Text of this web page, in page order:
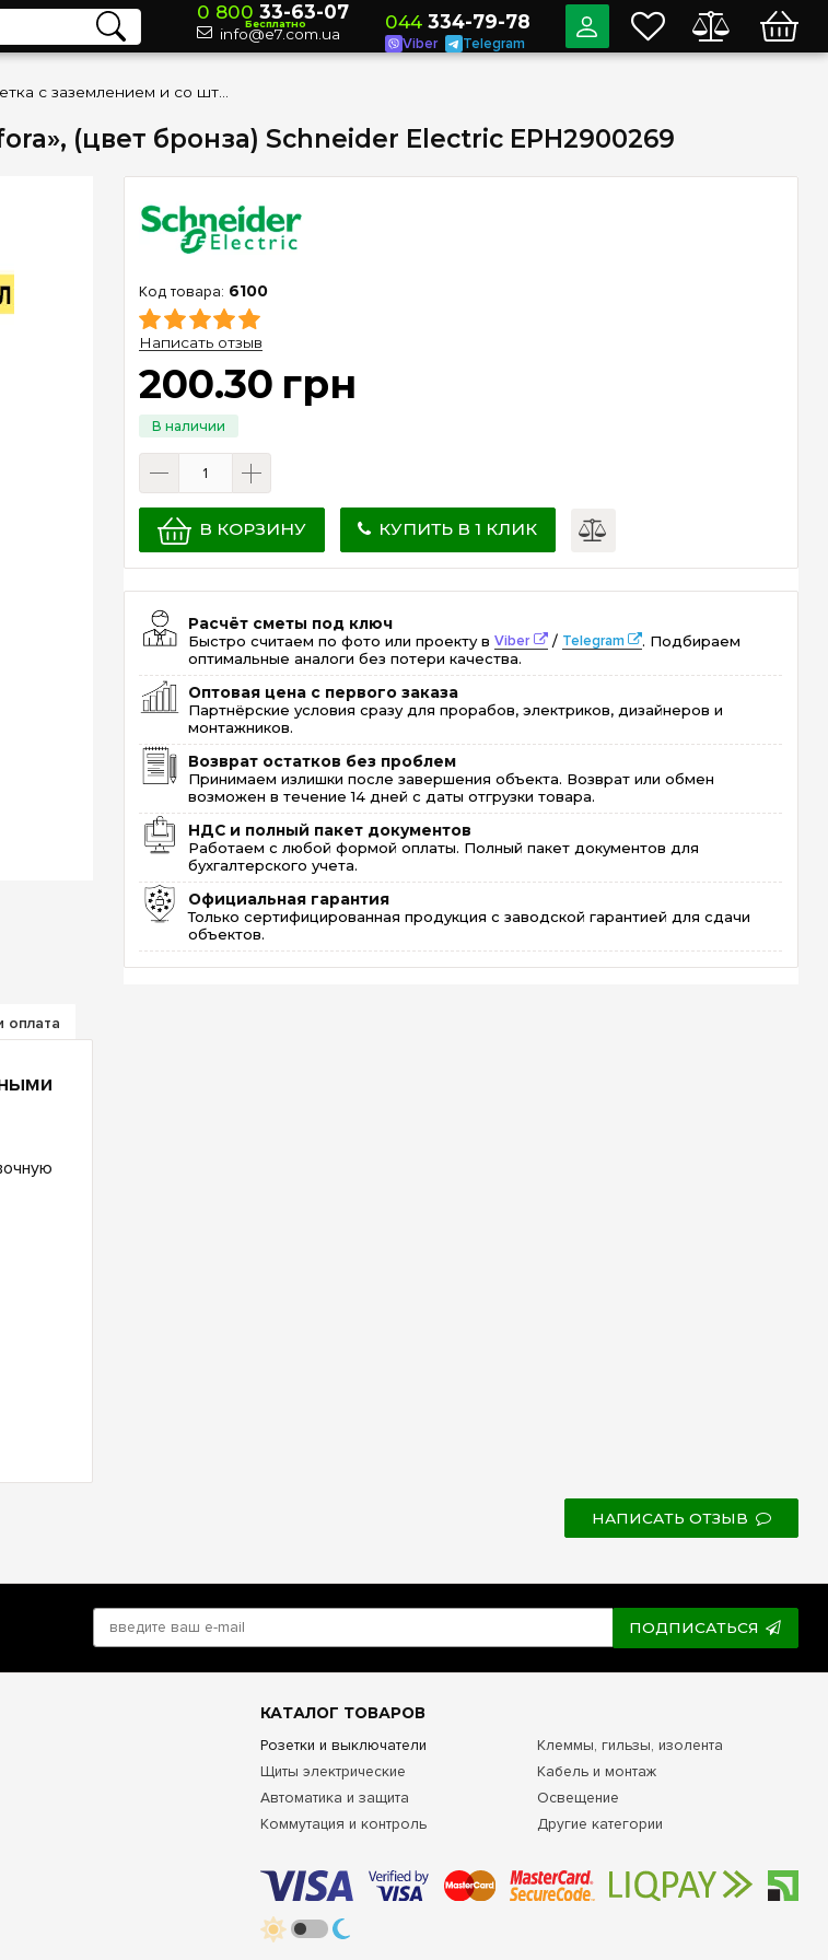
(цвет бронза) Schneider Electric EPH2900269
6100
Написать отзыв
200.30 грн
В КОРЗИНУ КУПИТЬ В 1 КЛИК
Расчёт сметы под ключ
Быстро считаем по фото или проекту вViber / Telegram
. Подбираем
оптимальные аналоги без потери качества.
Оптовая цена с первого заказа
Партнёрские условия сразу для прорабов, электриков, дизайнеров и
монтажников.
Возврат остатков без проблем
Принимаем излишки после завершения объекта. Возврат или обмен
возможен в течение 14 дней с даты отгрузки товара.
НДС и полный пакет документов
Работаем с любой формой оплаты. Полный пакет документов для
бухгалтерского учета.
Официальная гарантия
Только сертифицированная продукция с заводской гарантией для сдачи
объектов.
оплата
НАПИСАТЬ ОТЗЫВ
0 800 33-63-07
Бесплатно
info@e7.com.ua
044 334-79-78
Viber Telegram
ПОДПИСАТЬСЯ
КАТАЛОГ ТОВАРОВ
Розетки и выключатели
Щиты электрические
Автоматика и защита
Коммутация и контроль
Клеммы, гильзы, изолента
Кабель и монтаж
Освещение
Другие категории